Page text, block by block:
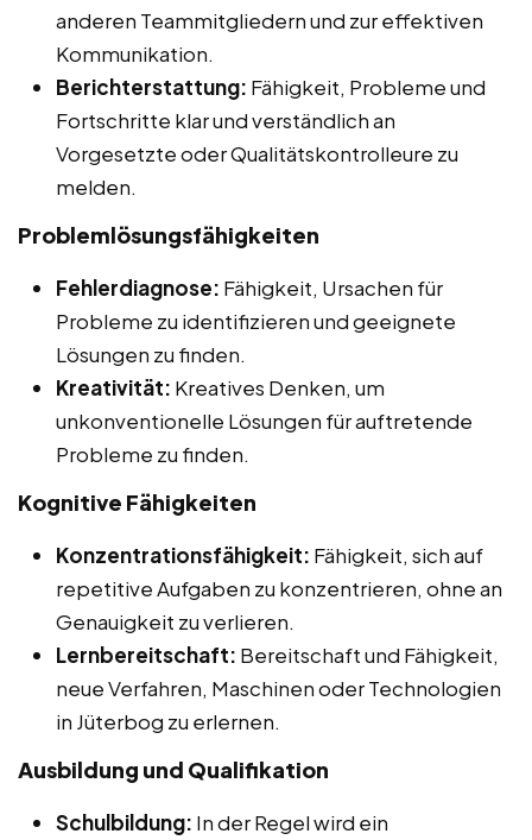
anderen Teammitgliedern und zur effektiven
Kommunikation.
Berichterstattung: Fähigkeit, Probleme und
Fortschritte klar und verständlich an
Vorgesetzte oder Qualitätskontrolleure zu
melden.
Problemlösungsfähigkeiten
Fehlerdiagnose: Fähigkeit, Ursachen für
Probleme zu identifizieren und geeignete
Lösungen zu finden.
Kreativität: Kreatives Denken, um
unkonventionelle Lösungen für auftretende
Probleme zu finden.
Kognitive Fähigkeiten
Konzentrationsfähigkeit: Fähigkeit, sich auf
repetitive Aufgaben zu konzentrieren, ohne an
Genauigkeit zu verlieren.
Lernbereitschaft: Bereitschaft und Fähigkeit,
neue Verfahren, Maschinen oder Technologien
in Jüterbog zu erlernen.
Ausbildung und Qualifikation
Schulbildung: In der Regel wird ein